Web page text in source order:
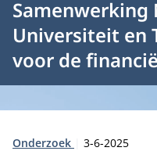
Samenwerking
Universiteit en
voor de
Type:
Onderzoek 3-6-2025